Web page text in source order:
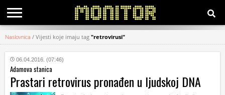
KATEGORIJE
HRVATSKI
WEB
Naslovnica / Vijesti koje imaju tag "retrovirusi"
06.04.2016. (07:46)
Adamova stanica
Prastari retrovirus pronađen u ljudskoj DNA